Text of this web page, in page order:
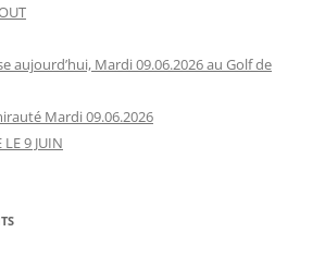
aujourd’hui, Mardi 09.06.2026 au Golf de
Mardi 09.06.2026
LE 9 JUIN